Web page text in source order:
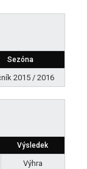
Sezóna
2015 / 2016
Výsledek
Výhra